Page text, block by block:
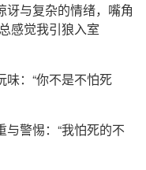
讶与复杂的情绪，嘴角
感觉我引狼入室
：“你不是不怕死
警惕：“我怕死的不